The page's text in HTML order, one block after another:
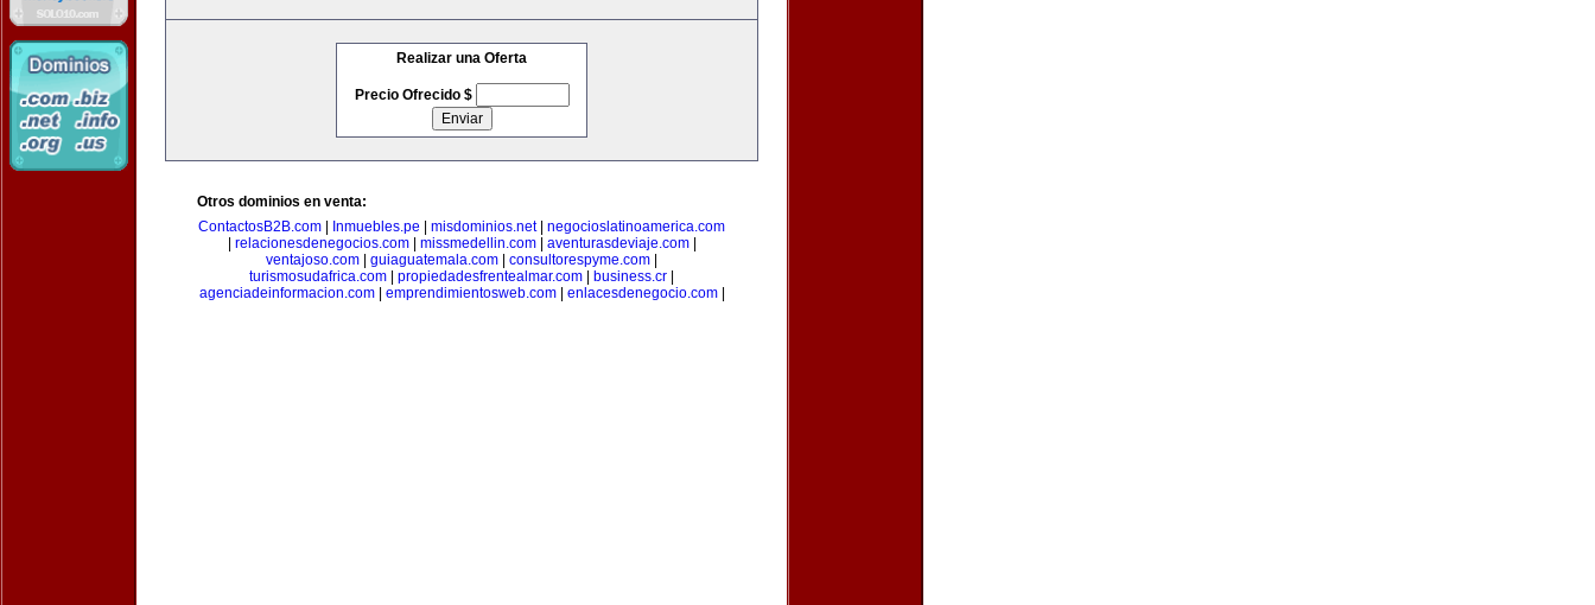
Realizar una Oferta
Precio Ofrecido $
Otros dominios en venta:
ContactosB2B.com
Inmuebles.pe misdominios.net| negocioslatinoamerica.com
relacionesdenegocios.com| missmedellin.com| aventurasdeviaje.com|
ventajoso.com
guiaguatemala.com consultorespyme.com
turismosudafrica.com
propiedadesfrentealmar.com business.cr
agenciadeinformacion.com| emprendimientosweb.com| enlacesdenegocio.com|